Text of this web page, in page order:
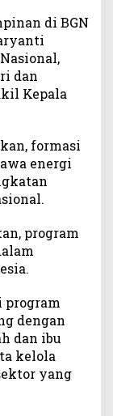
di BGN
dan
Kepala
formasi
energi
program
program
dengan
dan ibu
kelola
yang